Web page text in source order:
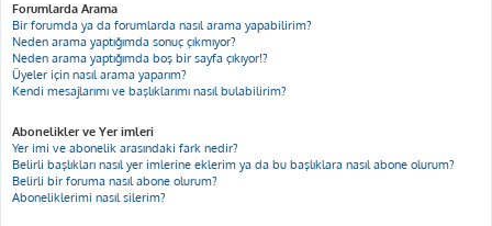
Forumlarda Arama
Bir forumda ya da forumlarda nasıl arama yapabilirim?
Neden arama yaptığımda sonuç çıkmıyor?
Neden arama yaptığımda boş bir sayfa çıkıyor!?
Üyeler için nasıl arama yaparım?
Kendi mesajlarımı ve başlıklarımı nasıl bulabilirim?
Abonelikler ve Yer imleri
Yer imi ve abonelik arasındaki fark nedir?
Belirli başlıkları nasıl yer imlerine eklerim ya da bu başlıklara nasıl abone olurum?
Belirli bir foruma nasıl abone olurum?
Aboneliklerimi nasıl silerim?